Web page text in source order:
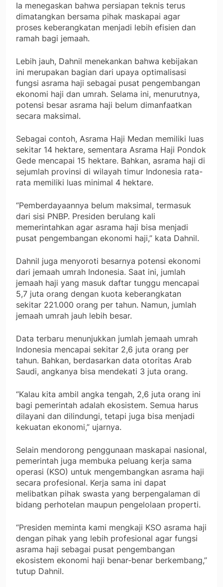
Ia menegaskan bahwa persiapan teknis terus
dimatangkan bersama pihak maskapai agar
proses keberangkatan menjadi lebih efisien dan
ramah bagi jemaah.
Lebih jauh, Dahnil menekankan bahwa kebijakan
ini merupakan bagian dari upaya optimalisasi
fungsi asrama haji sebagai pusat pengembangan
ekonomi haji dan umrah. Selama ini, menurutnya,
potensi besar asrama haji belum dimanfaatkan
secara maksimal.
Sebagai contoh, Asrama Haji Medan memiliki luas
sekitar 14 hektare, sementara Asrama Haji Pondok
Gede mencapai 15 hektare. Bahkan, asrama haji di
sejumlah provinsi di wilayah timur Indonesia rata-
rata memiliki luas minimal 4 hektare.
“Pemberdayaannya belum maksimal, termasuk
dari sisi PNBP. Presiden berulang kali
memerintahkan agar asrama haji bisa menjadi
pusat pengembangan ekonomi haji,” kata Dahnil.
Dahnil juga menyoroti besarnya potensi ekonomi
dari jemaah umrah Indonesia. Saat ini, jumlah
jemaah haji yang masuk daftar tunggu mencapai
5,7 juta orang dengan kuota keberangkatan
sekitar 221.000 orang per tahun. Namun, jumlah
jemaah umrah jauh lebih besar.
Data terbaru menunjukkan jumlah jemaah umrah
Indonesia mencapai sekitar 2,6 juta orang per
tahun. Bahkan, berdasarkan data otoritas Arab
Saudi, angkanya bisa mendekati 3 juta orang.
“Kalau kita ambil angka tengah, 2,6 juta orang ini
bagi pemerintah adalah ekosistem. Semua harus
dilayani dan dilindungi, tetapi juga bisa menjadi
kekuatan ekonomi,” ujarnya.
Selain mendorong penggunaan maskapai nasional,
pemerintah juga membuka peluang kerja sama
operasi (KSO) untuk mengembangkan asrama haji
secara profesional. Kerja sama ini dapat
melibatkan pihak swasta yang berpengalaman di
bidang perhotelan maupun pengelolaan properti.
“Presiden meminta kami mengkaji KSO asrama haji
dengan pihak yang lebih profesional agar fungsi
asrama haji sebagai pusat pengembangan
ekosistem ekonomi haji benar-benar berkembang,”
tutup Dahnil.